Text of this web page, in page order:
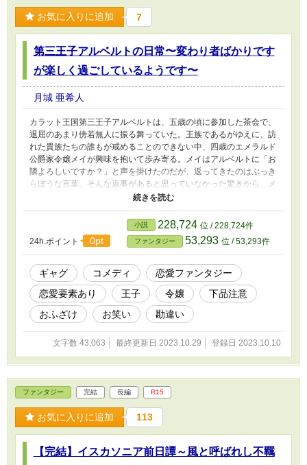
ければ幸いです。 当然ですがフィクションです。作品に登場する
人物、国、企業、団体などはすべて架空のものです。 また残虐な
ん。 ※後半に向かうほど残酷な描写の度合いが強くなります。ま
た多少性的な描写も含まれます。 2023/10/24/21:00 ＨＯＴラン
キング男性一位を達成しました。ありがとうございます。
今後も別作品として書き続けた場合、毎回あらすじを載せる形にな
るのかと考えるとしっくりこなかったので、やはり継続投稿するこ
とにしました。 別作品の方で読んでくださった方、お気に入り登
録してくださった方、ご迷惑をおかけし大変申し訳ありませんでし
た。
お気に入りに追加 7
第三王子アルベルトの日常〜変わり者ばかりです
が楽しく過ごしているようです〜
月城 亜希人
カラット王国第三王子アルベルトは、五歳の頃に参加した茶会で、
退屈のあまり傍若無人に振る舞っていた。王族であるがゆえに、訪
れた貴族たちの誰もが戒めることのできない中、四歳のエメラルド
公爵家令嬢メイが興味を抱いて歩み寄る。メイはアルベルトに「お
隣よろしいですか？」と声を掛けたのだが、返ってきたのはぶっき
らぼうな言葉。そんな返事があると思っていなかった驚きから、メ
イは心臓を縮めるが、それを恋だと勘違いしてしまう。のみならず
『恋とは相手を知らねばならない義務的なもの』だと勘違いしてい
た為に、アルベルトに対して物怖じすることなく難しい質問と反対
意見をぶつけていく。論破され続けたアルベルトはその茶会の一件
がトラウマになりメイに恐怖心を抱くようになるが「あの女、いつ
かギャフンと言わせてやる」という思いの方が強く熱心に自己研鑽
に努めるようになる。それから十三年が過ぎ、アルベルトは高校を
卒業する日に冷たくあしらい続けたメイを更に勘違いさせることと
なり──。 変人ばかりが登場するおふざけ満載な異世界ラブコメ。
下品な内容が含まれます。
24h.ポイント 0pt
小説 228,724 位 / 228,724件
ファンタジー 53,293 位 / 53,293件
ギャグ コメディ
恋愛ファンタジー
恋愛要素あり
王子 令嬢
下品注意
おふざけ
お笑い 勘違い
文字数 43,063 最終更新日 2023.10.29 登録日 2023.10.10
ファンタジー 完結 長編 R15
お気に入りに追加 113
【完結】イスカソニア前日譚～風と呼ばれし不羈